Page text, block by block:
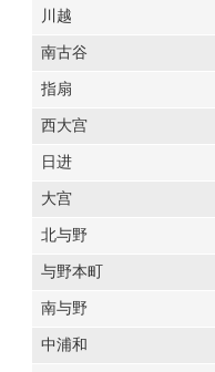
川越
南古谷
指扇
西大宫
日进
大宫
北与野
与野本町
南与野
中浦和